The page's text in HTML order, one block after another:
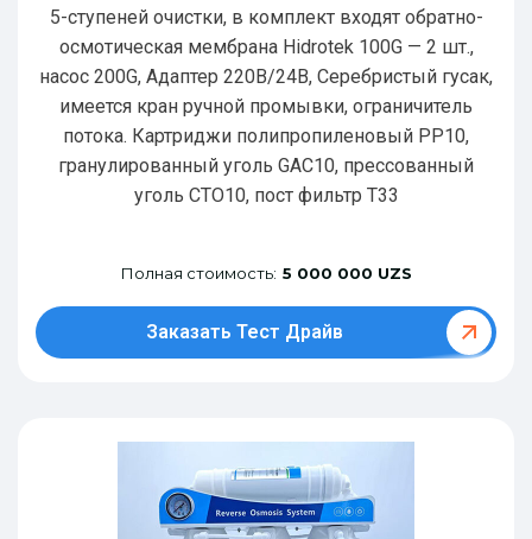
5-ступеней очистки, в комплект входят обратно-
осмотическая мембрана Hidrotek 100G — 2 шт.,
насос 200G, Адаптер 220В/24В, Серебристый гусак,
имеется кран ручной промывки, ограничитель
потока. Картриджи полипропиленовый РР10,
гранулированный уголь GAC10, прессованный
уголь CTO10, пост фильтр T33
Полная стоимость: 5 000 000 UZS
Заказать Тест Драйв